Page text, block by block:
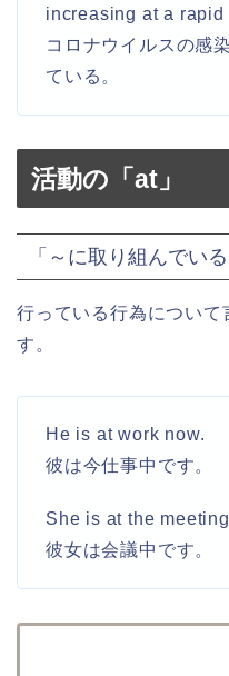
increasing at a rapid
コロナウイルスの感
ている。
活動の「at」
「～に取り組んでい
行っている行為について
す。
He is at work now.
彼は今仕事中です。
She is at the
彼女は会議中です。